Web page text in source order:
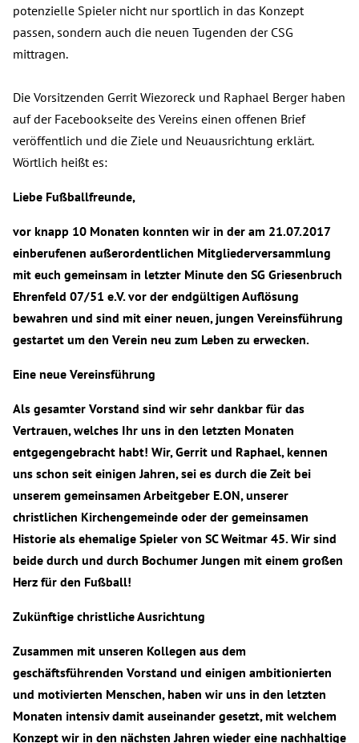
potenzielle Spieler nicht nur sportlich in das Konzept
passen, sondern auch die neuen Tugenden der CSG
mittragen.
Die Vorsitzenden Gerrit Wiezoreck und Raphael Berger haben
auf der Facebookseite des Vereins einen offenen Brief
veröffentlich und die Ziele und Neuausrichtung erklärt.
Wörtlich heißt es:
Liebe Fußballfreunde,
vor knapp 10 Monaten konnten wir in der am 21.07.2017
einberufenen außerordentlichen Mitgliederversammlung
mit euch gemeinsam in letzter Minute den SG Griesenbruch
Ehrenfeld 07/51 e.V. vor der endgültigen Auflösung
bewahren und sind mit einer neuen, jungen Vereinsführung
gestartet um den Verein neu zum Leben zu erwecken.
Eine neue Vereinsführung
Als gesamter Vorstand sind wir sehr dankbar für das
Vertrauen, welches Ihr uns in den letzten Monaten
entgegengebracht habt! Wir, Gerrit und Raphael, kennen
uns schon seit einigen Jahren, sei es durch die Zeit bei
unserem gemeinsamen Arbeitgeber E.ON, unserer
christlichen Kirchengemeinde oder der gemeinsamen
Historie als ehemalige Spieler von SC Weitmar 45. Wir sind
beide durch und durch Bochumer Jungen mit einem großen
Herz für den Fußball!
Zukünftige christliche Ausrichtung
Zusammen mit unseren Kollegen aus dem
geschäftsführenden Vorstand und einigen ambitionierten
und motivierten Menschen, haben wir uns in den letzten
Monaten intensiv damit auseinander gesetzt, mit welchem
Konzept wir in den nächsten Jahren wieder eine nachhaltige